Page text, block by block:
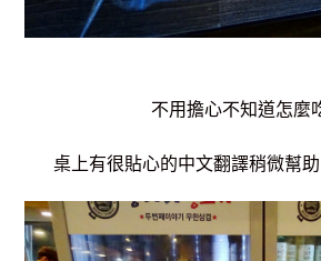
不用擔心不知道怎麼
桌上有很貼心的中文翻譯稍微幫